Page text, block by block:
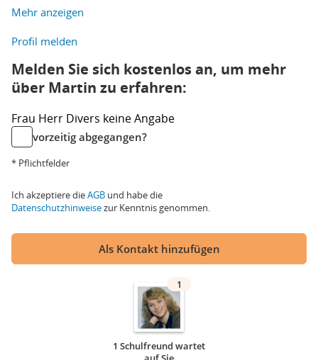
Mehr anzeigen
Profil melden
Melden Sie sich kostenlos an, um mehr
über Martin zu erfahren:
Frau Herr Divers keine Angabe
vorzeitig abgegangen?
* Pflichtfelder
Ich akzeptiere dieAGB und habe die
Datenschutzhinweisezur Kenntnis genommen.
Als Kontakt hinzufügen
1
1 Schulfreund wartet